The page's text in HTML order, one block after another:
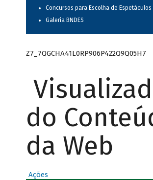
Concursos para Escolha de Espetáculos
Galeria BNDES
Z7_7QGCHA41L0RP906P422Q9Q05H7
do
da Web
Ações